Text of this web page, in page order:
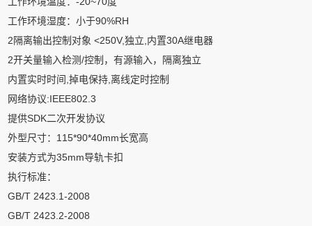
工作环境湿度：小于90%RH
2隔离输出控制对象 <250V,独立,内置30A继电器
2开关量输入检测/控制，有源输入，隔离独立
内置实时时间,掉电保持,离线定时控制
网络协议:IEEE802.3
提供SDK二次开发协议
外型尺寸：115*90*40mm长宽高
安装方式为35mm导轨卡扣
执行标准：
GB/T 2423.1-2008
GB/T 2423.2-2008